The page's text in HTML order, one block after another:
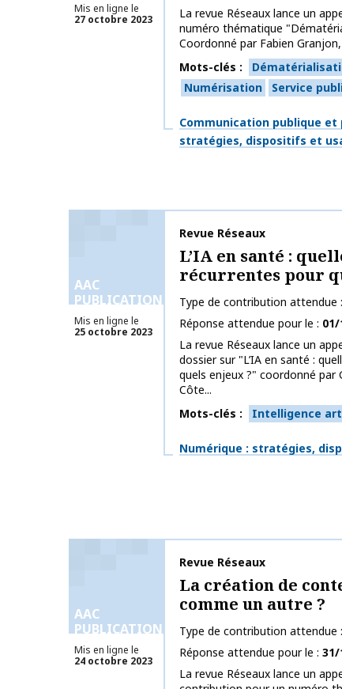
Mis en ligne le
27 octobre 2023
La revue Réseaux lance un
numéro thématique
Coordonné par Fabien
Mots-clés
Numérisation
Service
Thématiques
Communication publique et
stratégies, dispositifs et
AAC
PUBLICATIONS
Mis en ligne le
25 octobre 2023
Nom de la publication
Revue Réseaux
L’IA en santé :
récurrentes pour
Type de contribution attendue
Réponse attendue pour le
La revue Réseaux lance un
dossier sur "L’IA en santé :
quels enjeux ?" coordonné par
Côte...
Mots-clés
Intelligence
Thématiques
Numérique : stratégies,
AAC
PUBLICATIONS
Mis en ligne le
24 octobre 2023
Nom de la publication
Revue Réseaux
La création de
comme un autre ?
Type de contribution attendue
Réponse attendue pour le
31/
La revue Réseaux lance un